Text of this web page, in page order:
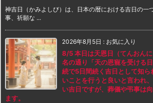
神吉日（かみよしび）は、日本の暦における吉日の一
事、祈願な ...
2026年8月5日 : お気に入り
8/5 本日は天恩日（てんおん
名の通り「天の恩寵を受ける
続で5日間続く吉日として知ら
いことを行うと良いと言われ
い吉日ですが、葬儀や弔事は
ます。